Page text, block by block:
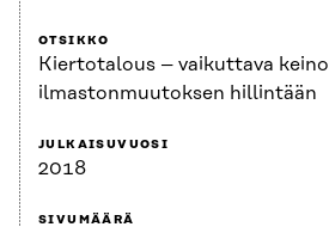
OTSIKKO
Kiertotalous – vaikuttava keino
ilmastonmuutoksen hillintään
JULKAISUVUOSI
2018
SIVUMÄÄRÄ